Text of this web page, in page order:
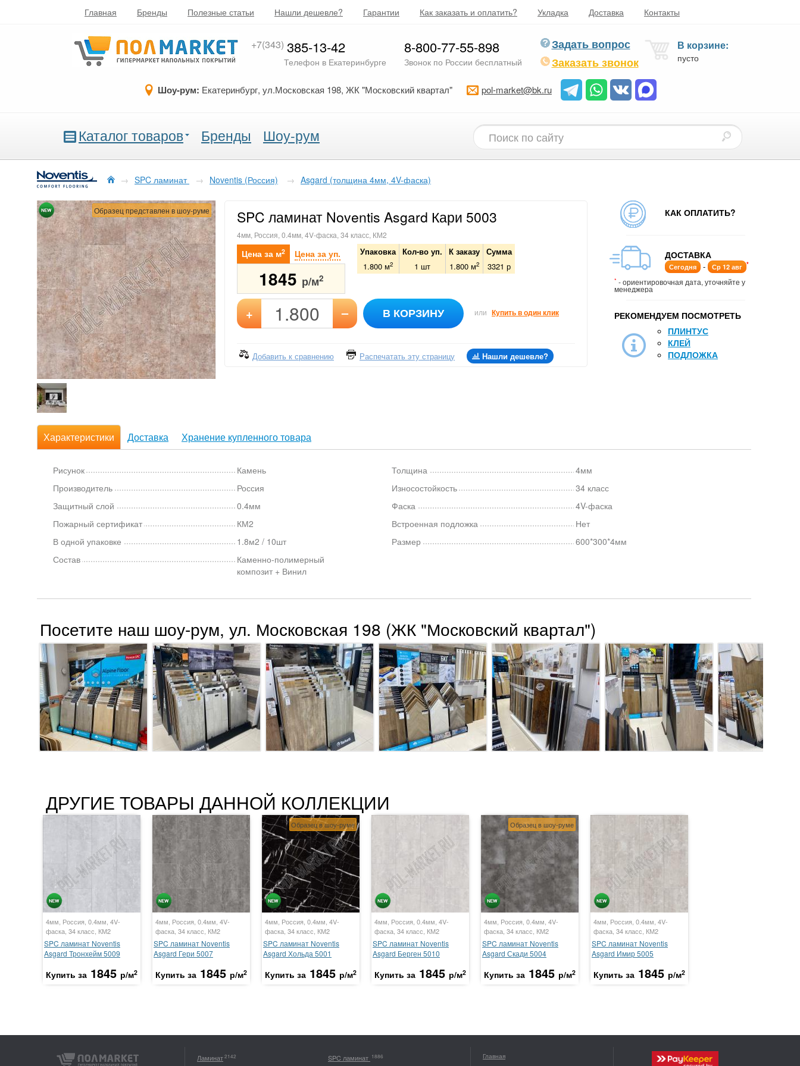
Главная Бренды Полезные статьи Нашли дешевле? Гарантии Как заказать и оплатить? Укладка Доставка Контакты
+7(343) 385-13-42
Телефон в Екатеринбурге
8-800-77-55-898
Звонок по России бесплатный
Задать вопрос
Заказать звонок
В корзине:
пусто
Шоу-рум: Екатеринбург, ул.Московская 198, ЖК "Московский квартал" pol-market@bk.ru
Каталог товаров Бренды Шоу-рум
→ SPC ламинат → Noventis (Россия) → Asgard (толщина 4мм, 4V-фаска)
Образец представлен в шоу-руме SPC ламинат Noventis Asgard Кари 5003
4мм, Россия, 0.4мм, 4V-фаска, 34 класс, КМ2
Цена за м2 Цена за уп.
1845 р/м2
Упаковка Кол-во уп. К заказу Сумма
1.800 м2 1 шт 1.800 м2 3321 р
+ – В КОРЗИНУ или Купить в один клик
Добавить к сравнению Распечатать эту страницу Нашли дешевле?
КАК ОПЛАТИТЬ?
ДОСТАВКА
Сегодня - Ср 12 авг *
* - ориентировочная дата, уточняйте у
менеджера
РЕКОМЕНДУЕМ ПОСМОТРЕТЬ
ПЛИНТУС
КЛЕЙ
ПОДЛОЖКА
Характеристики Доставка Хранение купленного товара
Рисунок
Камень
Производитель
Россия
Защитный слой
0.4мм
Пожарный сертификат
КМ2
В одной упаковке
1.8м2 / 10шт
Состав
Каменно-полимерный
композит + Винил
Толщина
4мм
Износостойкость
34 класс
Фаска
4V-фаска
Встроенная подложка
Нет
Размер
600*300*4мм
Посетите наш шоу-рум, ул. Московская 198 (ЖК "Московский квартал")
ДРУГИЕ ТОВАРЫ ДАННОЙ КОЛЛЕКЦИИ
4мм, Россия, 0.4мм, 4V-
фаска, 34 класс, КМ2
SPC ламинат Noventis
Asgard Тронхейм 5009
Купить за 1845 р/м2
4мм, Россия, 0.4мм, 4V-
фаска, 34 класс, КМ2
SPC ламинат Noventis
Asgard Гери 5007
Купить за 1845 р/м2
Образец в шоу-руме
4мм, Россия, 0.4мм, 4V-
фаска, 34 класс, КМ2
SPC ламинат Noventis
Asgard Хольда 5001
Купить за 1845 р/м2
4мм, Россия, 0.4мм, 4V-
фаска, 34 класс, КМ2
SPC ламинат Noventis
Asgard Берген 5010
Купить за 1845 р/м2
Образец в шоу-руме
4мм, Россия, 0.4мм, 4V-
фаска, 34 класс, КМ2
SPC ламинат Noventis
Asgard Скади 5004
Купить за 1845 р/м2
4мм, Россия, 0.4мм, 4V-
фаска, 34 класс, КМ2
SPC ламинат Noventis
Asgard Имир 5005
Купить за 1845 р/м2
Ламинат2142 SPC ламинат 1886
Главная